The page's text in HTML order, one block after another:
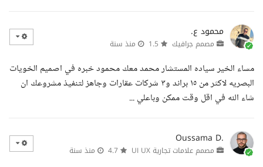
محمود ع.
مصمم جرافيك منذ سنة
مساء الخير سياده المستشار محمد معك محمود خبره في اصميم الخويات
البصريه لاكثر من ١٥ براند و٣ شركات عقارات وجاهز لتنفيذ مشروعك ان
شاء الله في اقل وقت ممكن وباعلي ...
Oussama D.
مصمم علامات تجارية UI UX منذ سنة